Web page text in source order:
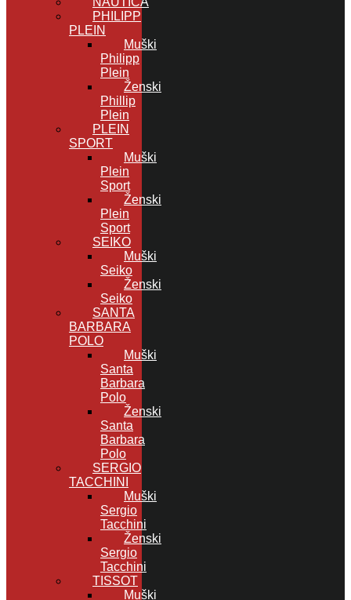
PHILIPP
PLEIN
Muški
Philipp
Plein
Ženski
Phillip
Plein
PLEIN
SPORT
Muški
Plein
Sport
Ženski
Plein
Sport
SEIKO
Muški
Seiko
Ženski
Seiko
SANTA
BARBARA
POLO
Muški
Santa
Barbara
Polo
Ženski
Santa
Barbara
Polo
SERGIO
TACCHINI
Muški
Sergio
Tacchini
Ženski
Sergio
Tacchini
TISSOT
Muški